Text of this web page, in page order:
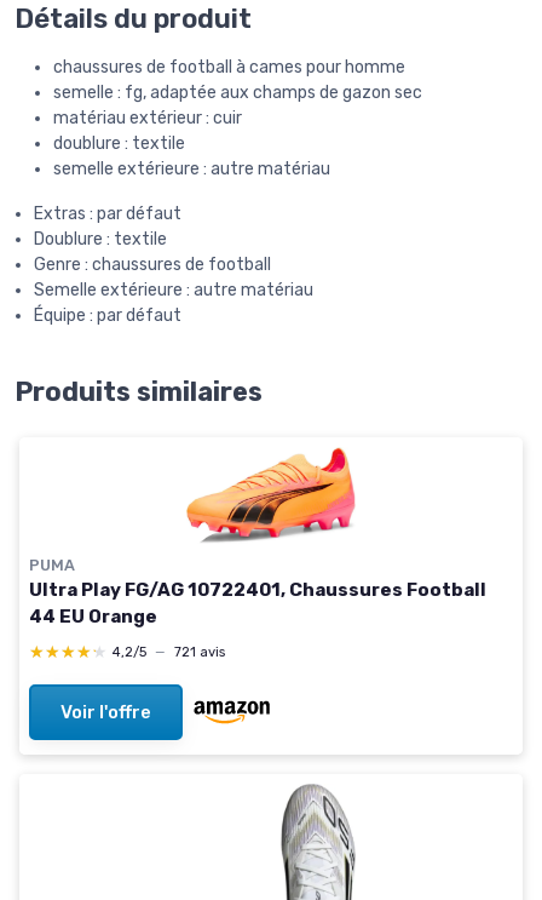
Détails du produit
chaussures de football à cames pour homme
semelle : fg, adaptée aux champs de gazon sec
matériau extérieur : cuir
doublure : textile
semelle extérieure : autre matériau
Extras : par défaut
Doublure : textile
Genre : chaussures de football
Semelle extérieure : autre matériau
Équipe : par défaut
Produits similaires
PUMA
Ultra Play FG/AG 10722401, Chaussures Football
44 EU Orange
★★★★★
★★★★★ 4,2/5 — 721 avis
Voir l'offre